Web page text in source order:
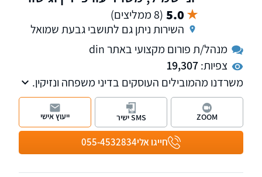
5.0 (8 ממליצים)
השירות ניתן גם לתושבי גבעת שמואל
מנהל/ת פורום מקצועי באתר din
צפיות:19,307
משרדנו מהמובילים העוסקים בדיני משפחה ונזיקין.
עו"ד ומגשר יוני שמיל הינו חבר בוועדת דיני
משפחה בלשכת עורכי הדין.
חייגו אלי055-4532834
ZOOM SMS ישיר ייעוץ אישי